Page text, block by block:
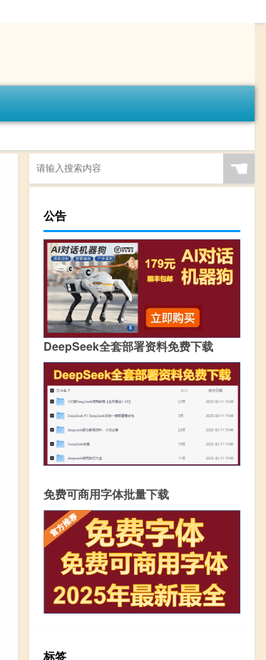
☚
公告
DeepSeek全套部署资料免费下载
免费可商用字体批量下载
标签